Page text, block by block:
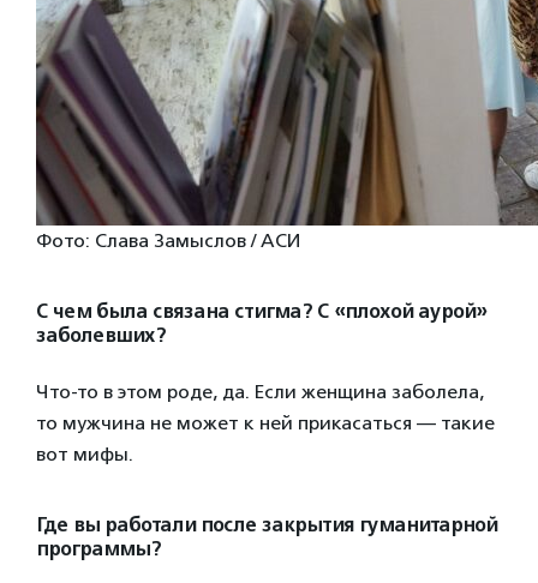
Фото: Слава Замыслов / АСИ
С чем была связана стигма? С «плохой аурой»
заболевших?
Что-то в этом роде, да. Если женщина заболела,
то мужчина не может к ней прикасаться — такие
вот мифы.
Где вы работали после закрытия гуманитарной
программы?